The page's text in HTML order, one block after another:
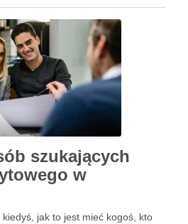
dla wielu przyszłych …
szukających
w
jak to jest mieć kogoś, kto